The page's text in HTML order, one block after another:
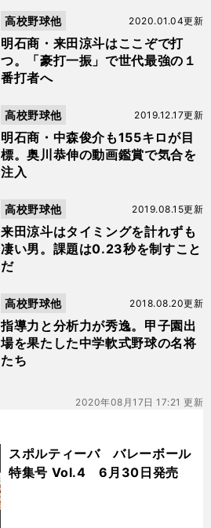
明石商・来田涼斗はここぞで打
つ。「豪打一振」で世代最強の１
番打者へ
2020.01.04更新
高校野球他
明石商・中森俊介も155キロが目
標。奥川恭伸の動画鑑賞で気合を
注入
2019.12.17更新
高校野球他
来田涼斗はタイミングを計れずも
凄い男。課題は0.23秒を制すこと
だ
2019.08.15更新
高校野球他
指導力と分析力が秀逸。甲子園出
場を果たした中学軟式野球の名将
たち
2018.08.20更新
高校野球他
2020年08月17日 17:21 更新
スポルティーバ バレーボール
特集号 Vol.4 6月30日発売